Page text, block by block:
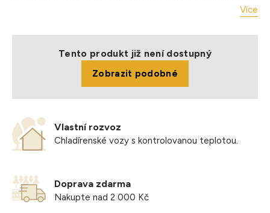
Hmotnost balení: cca 1,5 kg
Balení: chlazené, jednotlivě balené po cca 4 ks, vakuované
Více
Tento produkt již není dostupný
Zobrazit podobné
Vlastní rozvoz
Chladírenské vozy s kontrolovanou teplotou.
Doprava zdarma
Nakupte nad 2 000 Kč